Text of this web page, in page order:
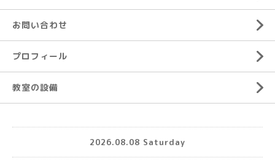
お問い合わせ
プロフィール
教室の設備
2026.08.08 Saturday